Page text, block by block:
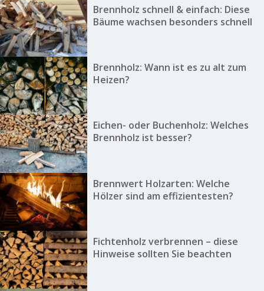
Brennholz schnell & einfach: Diese
Bäume wachsen besonders schnell
Brennholz: Wann ist es zu alt zum
Heizen?
Eichen- oder Buchenholz: Welches
Brennholz ist besser?
Brennwert Holzarten: Welche
Hölzer sind am effizientesten?
Fichtenholz verbrennen – diese
Hinweise sollten Sie beachten